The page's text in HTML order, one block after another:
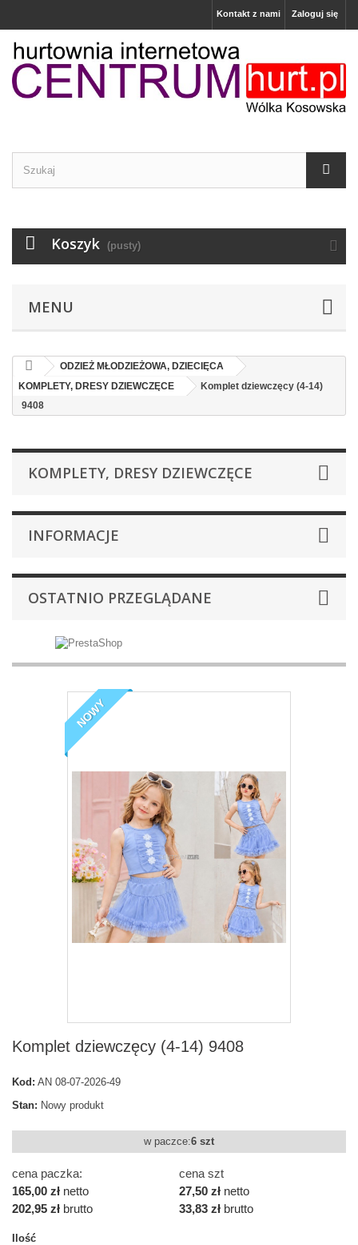
Zaloguj się
Kontakt z nami
Koszyk (pusty)
MENU
ODZIEŻ MŁODZIEŻOWA, DZIECIĘCA
KOMPLETY, DRESY DZIEWCZĘCE
Komplet dziewczęcy (4-14)
9408
KOMPLETY, DRESY DZIEWCZĘCE
INFORMACJE
OSTATNIO PRZEGLĄDANE
NOWY
Komplet dziewczęcy (4-14) 9408
Kod: AN 08-07-2026-49
Stan: Nowy produkt
w paczce:6 szt
cena paczka:
165,00 zł netto
202,95 zł brutto
cena szt
27,50 zł netto
33,83 zł brutto
Ilość